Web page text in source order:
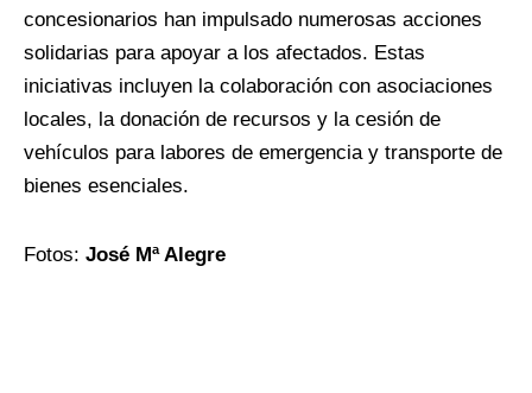
concesionarios han impulsado numerosas acciones
solidarias para apoyar a los afectados. Estas
iniciativas incluyen la colaboración con asociaciones
locales, la donación de recursos y la cesión de
vehículos para labores de emergencia y transporte de
bienes esenciales.
Fotos: José Mª Alegre